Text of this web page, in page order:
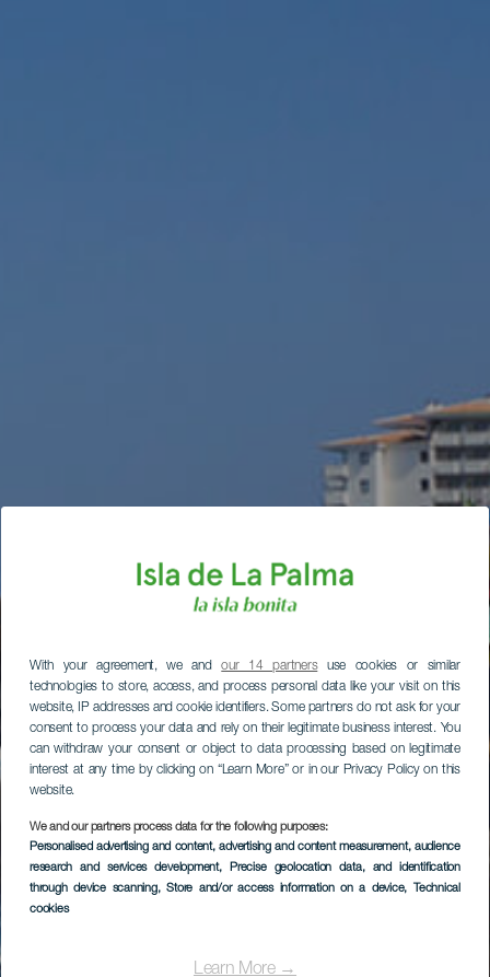
With your agreement, we andour 14 partnersuse cookies or similar
technologies to store, access, and process personal data like your visit on this
website, IP addresses and cookie identifiers. Some partners do not ask for your
consent to process your data and rely on their legitimate business interest. You
can withdraw your consent or object to data processing based on legitimate
interest at any time by clicking on “Learn More” or in our Privacy Policy on this
website.
We and our partners process data for the following purposes:
Personalised advertising and content, advertising and content measurement, audience
research and services development, Precise geolocation data, and identification
through device scanning, Store and/or access information on a device, Technical
cookies
Learn More →